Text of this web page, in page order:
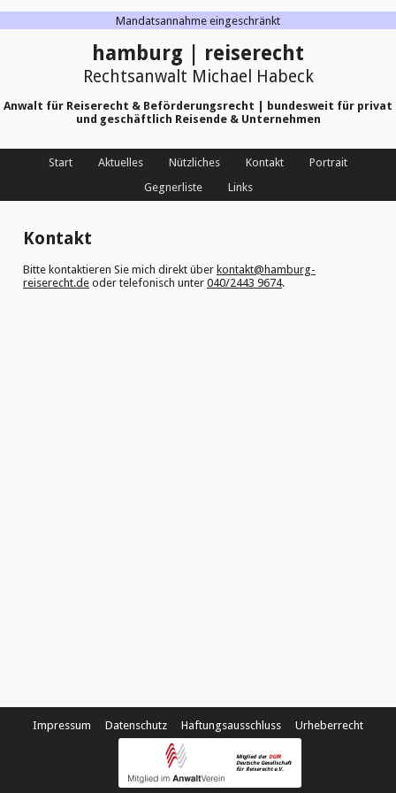
Mandatsannahme eingeschränkt
hamburg | reiserecht
Rechtsanwalt Michael Habeck
Anwalt für Reiserecht & Beförderungsrecht | bundesweit für privat
und geschäftlich Reisende & Unternehmen
Start Aktuelles Nützliches Kontakt
Portrait
Gegnerliste
Links
Kontakt
Bitte kontaktieren Sie mich direkt über kontakt@hamburg-
reiserecht.de oder telefonisch unter 040/2443 9674.
Impressum Datenschutz Haftungsausschluss Urheberrecht
Mitglied der DGfR
Deutsche Gesellschaft
für Reiserecht e.V.